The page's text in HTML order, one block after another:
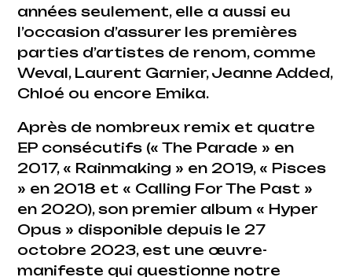
années seulement, elle a aussi eu
l’occasion d’assurer les premières
parties d’artistes de renom, comme
Weval, Laurent Garnier, Jeanne Added,
Chloé ou encore Emika.
Après de nombreux remix et quatre
EP consécutifs (« The Parade » en
2017, « Rainmaking » en 2019, « Pisces
» en 2018 et « Calling For The Past »
en 2020), son premier album « Hyper
Opus » disponible depuis le 27
octobre 2023, est une œuvre-
manifeste qui questionne notre